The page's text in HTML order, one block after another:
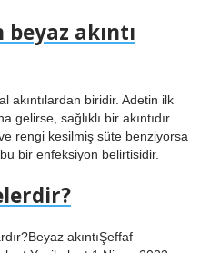
akıntı
akıntılardan biridir. Adetin ilk
sağlıklı bir akıntıdır.
rengi kesilmiş süte benziyorsa
bir enfeksiyon belirtisidir.
akıntıŞeffaf